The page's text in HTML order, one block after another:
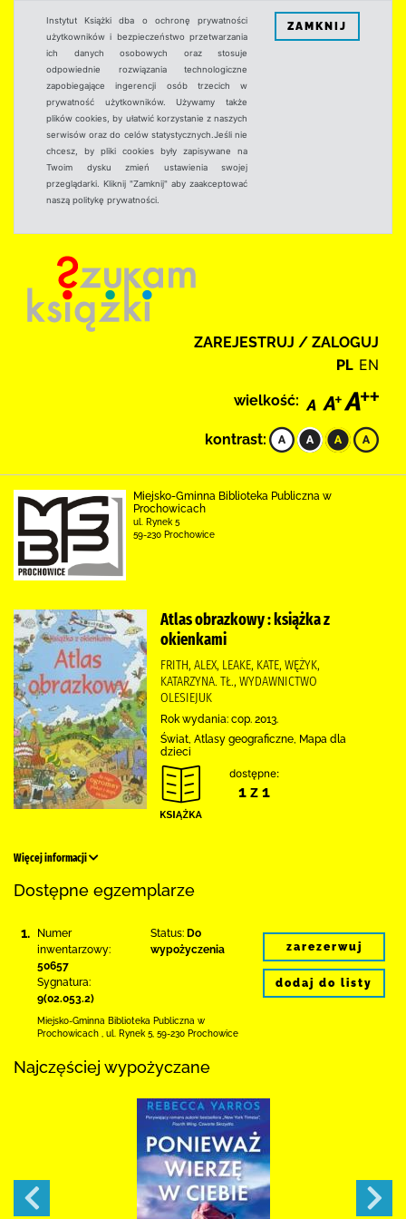
Instytut Książki dba o ochronę prywatności
użytkowników i bezpieczeństwo przetwarzania
ich danych osobowych oraz stosuje
odpowiednie rozwiązania technologiczne
zapobiegające ingerencji osób trzecich w
prywatność użytkowników. Używamy także
plików cookies, by ułatwić korzystanie z naszych
serwisów oraz do celów statystycznych.Jeśli nie
chcesz, by pliki cookies były zapisywane na
Twoim dysku zmień ustawienia swojej
przeglądarki. Kliknij "Zamknij" aby zaakceptować
naszą politykę prywatności.
ZAMKNIJ
ZAREJESTRUJ / ZALOGUJ
PL EN
wielkość:
kontrast:
Miejsko-Gminna Biblioteka Publiczna w
Prochowicach
ul. Rynek 5
59-230 Prochowice
Atlas obrazkowy : książka z
okienkami
FRITH, ALEX, LEAKE, KATE, WĘŻYK,
KATARZYNA. TŁ., WYDAWNICTWO
OLESIEJUK
Rok wydania: cop. 2013.
Świat, Atlasy geograficzne, Mapa dla
dzieci
dostępne:
1 z 1
Więcej informacji
Dostępne egzemplarze
1.
Numer
inwentarzowy:
50657
Sygnatura:
9(02.053.2)
Status: Do
wypożyczenia
Miejsko-Gminna Biblioteka Publiczna w
Prochowicach
ul. Rynek 5 59-230 Prochowice
zarezerwuj
dodaj do listy
Najczęściej wypożyczane